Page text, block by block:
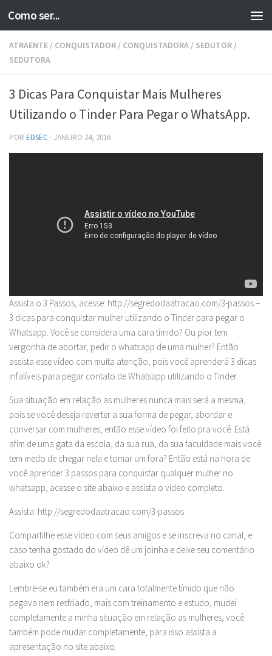
Skip to content
Como ser...
ATRAENTE / CONQUISTADOR / CONQUISTADORA / SEDUTOR /
SEDUTORA
3 Dicas Para Conquistar Mais Mulheres
Utilizando o Tinder Para Pegar o WhatsApp.
POR EDSEC · JANEIRO 24, 2016
Assista o 3 Passos, acesse: http://segredodaatracao.com/3-passos –
3 dicas para conquistar mulher utilizando o Tinder para pegar o
Whatsapp. Você se considera uma cara tímido? Ou pior tem
vergonha de abortar, pedir o whatsapp de uma mulher? Então
assista esse vídeo com muita atenção, pois você aprenderá 3 dicas
infalíveis para pegar contato de Whatsapp utilizando o Tinder.
Sua situação em relação as mulheres nunca mais será a mesma,
pois se você deseja reverter a sua forma de pegar, abordar e
conversar com mulheres, então esse vídeo foi feito pra você. Está
afim de uma gata da escola, da sua rua, da sua faculdade mais você
tem medo de chegar nela e tomar um fora? Então está na hora de
você aprender 3 passos para conquistar qualquer mulher no
whatsapp, acesse o site abaixo e assista o vídeo completo.
Assista: http://segredodaatracao.com/3-passos
Compartilhe esse vídeo com seus amigos e se inscreva no canal, e
caso tenha gostado do vídeo dê um joinha e deixe seu comentário
abaixo ok?
Lembre-se eu também era um cara totalmente tímido que não
pegava nem resfriado, mais com treinamento e estudo, mudei
completamente a minha situação em relação as mulheres, você
também pode mudar completamente, para isso assista a
apresentação no site abaixo.